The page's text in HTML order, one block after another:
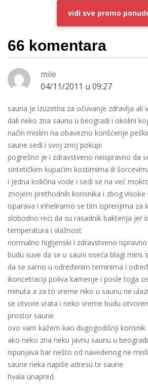
vidi sve promo
66 komentara
mile
04/11/2011 u 09:27
sauna je izuzetna za očuvanje zdravlja ali
dali neko zna saunu u beogradi i okolini
način mislim na obavezno korišćenje
saune sedi i svoj znoj pokupi
pogrešno je i zdravstveno neispravno da
sintetičkim kupaćim kostimima ili
i jedna količina vode i sedi se na već
znojem prethodnih korisnika i zbog
isparava i inheliramo se tim isprenjima za
slobodno reći da su rasadnik bakterija jer
temperatura i vlažnost
normalno higijenski i zdravstveno
budu suve da se u sauni oseća blagi miris
da se samo u određenim teminima i
ikoncetraciji poliva kamenje i posle toga
minuta a za to vreme niko u saunu ne
se otvore vrata i neko vreme budu
prostor saune
ovo vam kažem kao dugogodišnji korisnik
ako neko zna neku javnu saunu u
ispunjava bar nešto od navedenog ne
saune neka napiše adresu te saune
hvala unapred